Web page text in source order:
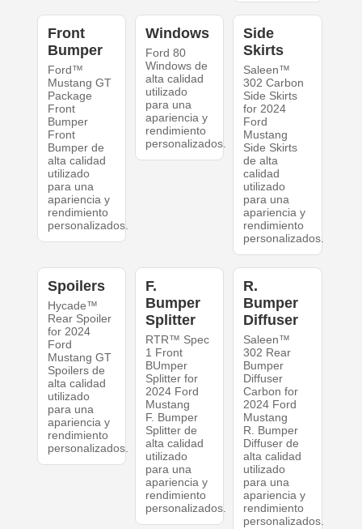
Front
Bumper
Ford™
Mustang GT
Package
Front
Bumper
Front
Bumper de
alta calidad
utilizado
para una
apariencia y
rendimiento
personalizados.
Windows
Ford 80
Windows de
alta calidad
utilizado
para una
apariencia y
rendimiento
personalizados.
Side
Skirts
Saleen™
302 Carbon
Side Skirts
for 2024
Ford
Mustang
Side Skirts
de alta
calidad
utilizado
para una
apariencia y
rendimiento
personalizados.
Spoilers
Hycade™
Rear Spoiler
for 2024
Ford
Mustang GT
Spoilers de
alta calidad
utilizado
para una
apariencia y
rendimiento
personalizados.
F.
Bumper
Splitter
RTR™ Spec
1 Front
BUmper
Splitter for
2024 Ford
Mustang
F. Bumper
Splitter de
alta calidad
utilizado
para una
apariencia y
rendimiento
personalizados.
R.
Bumper
Diffuser
Saleen™
302 Rear
Bumper
Diffuser
Carbon for
2024 Ford
Mustang
R. Bumper
Diffuser de
alta calidad
utilizado
para una
apariencia y
rendimiento
personalizados.